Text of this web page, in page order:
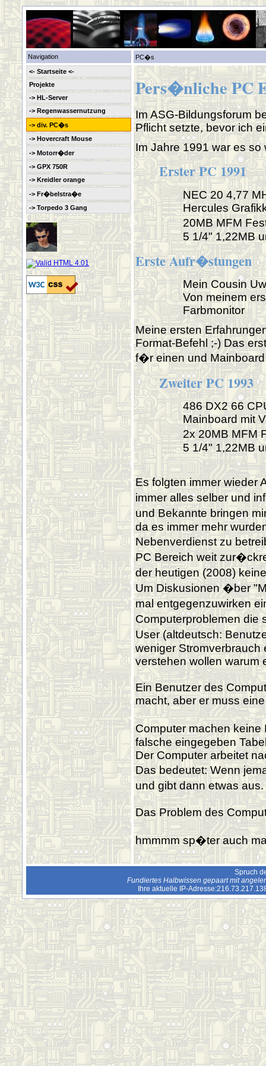
Navigation
PC�s
<- Startseite <-
Projekte
-> HL-Server
-> Regenwassernutzung
-> div. PC�s
-> Hovercraft Mouse
-> Motorr�der
-> GPX 750R
-> Kreidler orange
-> Fr�belstra�e
-> Torpedo 3 Gang
Pers�nliche PC
Im ASG-Bildungsforum
Pflicht setzte, bevor ich
Im Jahre 1991 war es
Erster PC 1991
NEC 20 4,77
Hercules
20MB MFM
5 1/4" 1,22MB
Erste Aufr�stungen
Mein Cousin
Von meinem
Farbmonitor
Meine ersten
Format-Befehl ;-) Das
f�r einen und Mainboard
Zweiter PC 1993
486 DX2 66
Mainboard mit
2x 20MB MFM
5 1/4" 1,22MB
Es folgten immer wieder
immer alles selber und
und Bekannte bringen
da es immer mehr
Nebenverdienst zu
PC Bereich weit
der heutigen (2008)
Um Diskusionen �ber
mal entgegenzuwirken
Computerproblemen
User (altdeutsch:
weniger Stromverbrauch
verstehen wollen warum
Ein Benutzer des
macht, aber er muss
Computer machen
falsche eingegeben
Der Computer arbeitet
Das bedeutet: Wenn
und gibt dann etwas
Das Problem des
hmmmm sp�ter auch
Spruch
Fundiertes Halbwissen gepaart mit
Ihre aktuelle IP-